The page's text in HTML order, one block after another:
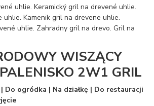
uhlie. Keramický gril na drevené uhlie.
Kamenik gril na drevene uhlie.
uhlie. Zahradny gril na drevo. Gril na
WISZĄCY
2W1 GRIL
Do ogródka | Na działkę | Do restauracji